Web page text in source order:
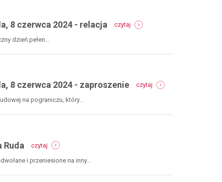
28
8 czerwca 2024 - relacja czytaj
festiwal
na
gmina
czerwca
dzień pełen...
8 czerwca 2024 - zaproszenie czytaj
festiwal
na
czerwca
na pograniczu, który...
Ruda czytaj
przeniesione
/
czeski
i przeniesione na inny...